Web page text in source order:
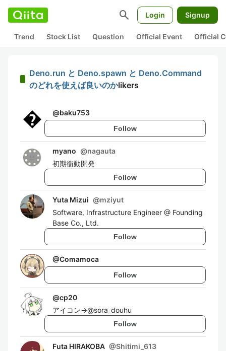
search Login Signup
Trend Stock List Question Official Event Official
Deno.run と Deno.spawn と Deno.Command
のどれを使えば良いのかlikers
@baku753
Follow
myano @nagauta
初期衝動開発
Follow
Yuta Mizui @mziyut
Software, Infrastructure Engineer @ Founding
Base Co., Ltd.
Follow
@Comamoca
Follow
@cp20
アイコン→@sora_douhu
Follow
Futa HIRAKOBA @Shitimi_613